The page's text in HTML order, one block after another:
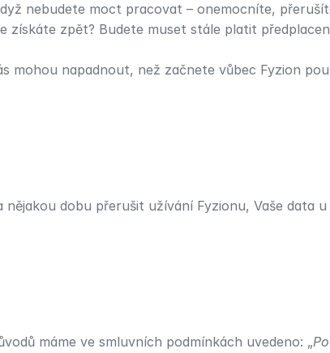
nebudete moct pracovat – onemocníte,
získáte zpět? Budete muset stále platit
mohou napadnout, než začnete vůbec Fyzion
dobu přerušit užívání Fyzionu, Vaše data
máme ve smluvních podmínkách uvedeno: „